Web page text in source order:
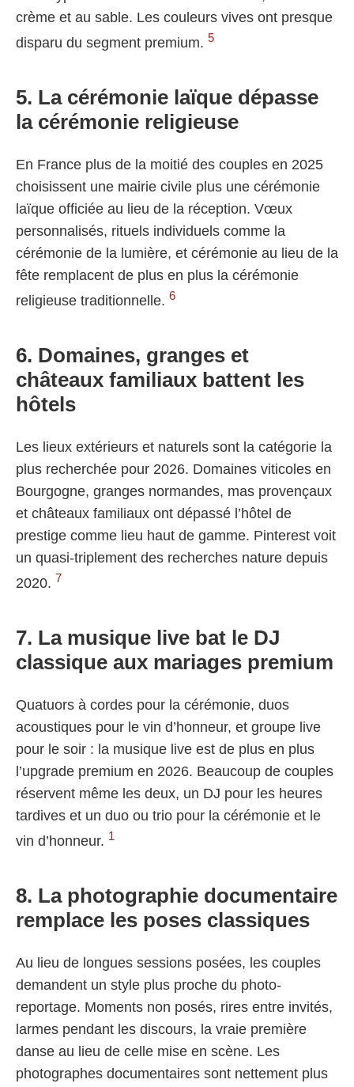
crème et au sable. Les couleurs vives ont presque
disparu du segment premium. 5
5. La cérémonie laïque dépasse
la cérémonie religieuse
En France plus de la moitié des couples en 2025
choisissent une mairie civile plus une cérémonie
laïque officiée au lieu de la réception. Vœux
personnalisés, rituels individuels comme la
cérémonie de la lumière, et cérémonie au lieu de la
fête remplacent de plus en plus la cérémonie
religieuse traditionnelle. 6
6. Domaines, granges et
châteaux familiaux battent les
hôtels
Les lieux extérieurs et naturels sont la catégorie la
plus recherchée pour 2026. Domaines viticoles en
Bourgogne, granges normandes, mas provençaux
et châteaux familiaux ont dépassé l’hôtel de
prestige comme lieu haut de gamme. Pinterest voit
un quasi-triplement des recherches nature depuis
2020. 7
7. La musique live bat le DJ
classique aux mariages premium
Quatuors à cordes pour la cérémonie, duos
acoustiques pour le vin d’honneur, et groupe live
pour le soir : la musique live est de plus en plus
l’upgrade premium en 2026. Beaucoup de couples
réservent même les deux, un DJ pour les heures
tardives et un duo ou trio pour la cérémonie et le
vin d’honneur. 1
8. La photographie documentaire
remplace les poses classiques
Au lieu de longues sessions posées, les couples
demandent un style plus proche du photo-
reportage. Moments non posés, rires entre invités,
larmes pendant les discours, la vraie première
danse au lieu de celle mise en scène. Les
photographes documentaires sont nettement plus